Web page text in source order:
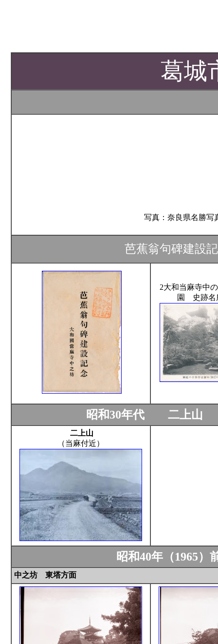
葛城
写真：奈良県名勝写
芭蕉翁句碑建設
2大和当麻寺中
園 史跡名
昭和30年代 二上
二上山
（当麻付近）
昭和40年（1965）
中之坊 東塔方面